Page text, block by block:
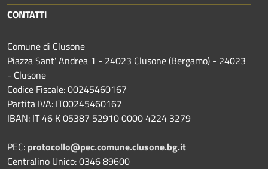
CONTATTI
Comune di Clusone
Piazza Sant' Andrea 1 - 24023 Clusone (Bergamo) - 24023
- Clusone
Codice Fiscale: 00245460167
Partita IVA: IT00245460167
IBAN: IT 46 K 05387 52910 0000 4224 3279
PEC: protocollo@pec.comune.clusone.bg.it
Centralino Unico: 0346 89600